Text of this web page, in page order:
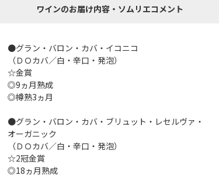
ワインのお届け内容・ソムリエコメント
●グラン・バロン・カバ・イコニコ
（ＤＯカバ／白・辛口・発泡）
☆金賞
◎9ヵ月熟成
◎樽熟3ヵ月
●グラン・バロン・カバ・ブリュット・レセルヴァ・
オーガニック
（ＤＯカバ／白・辛口・発泡）
☆2冠金賞
◎18ヵ月熟成